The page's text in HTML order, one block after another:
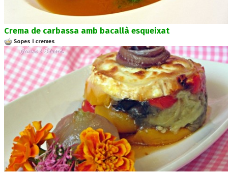
Crema de carbassa amb bacallà esqueixat
Sopes i cremes